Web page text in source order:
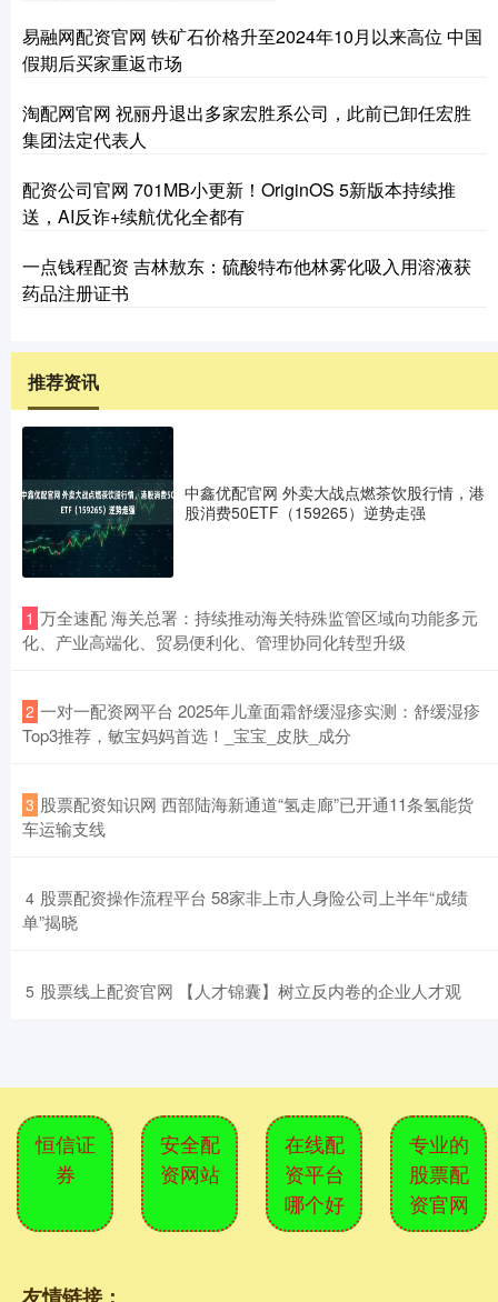
易融网配资官网 铁矿石价格升至2024年10月以来高位 中国
假期后买家重返市场
淘配网官网 祝丽丹退出多家宏胜系公司，此前已卸任宏胜
集团法定代表人
配资公司官网 701MB小更新！OriginOS 5新版本持续推
送，AI反诈+续航优化全都有
一点钱程配资 吉林敖东：硫酸特布他林雾化吸入用溶液获
药品注册证书
推荐资讯
中鑫优配官网 外卖大战点燃茶饮股行情，港
股消费50ETF（159265）逆势走强
1 ​万全速配 海关总署：持续推动海关特殊监管区域向功能多元
化、产业高端化、贸易便利化、管理协同化转型升级
2 ​一对一配资网平台 2025年儿童面霜舒缓湿疹实测：舒缓湿疹
Top3推荐，敏宝妈妈首选！_宝宝_皮肤_成分
3 ​股票配资知识网 西部陆海新通道“氢走廊”已开通11条氢能货
车运输支线
4 ​股票配资操作流程平台 58家非上市人身险公司上半年“成绩
单”揭晓
5 ​股票线上配资官网 【人才锦囊】树立反内卷的企业人才观
恒信证
券
安全配
资网站
在线配
资平台
哪个好
专业的
股票配
资官网